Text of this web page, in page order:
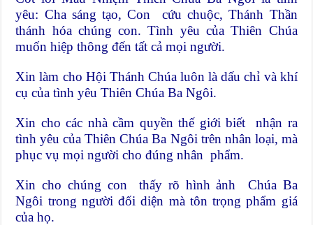
yêu: Cha sáng tạo, Con cứu chuộc, Thánh Thần
thánh hóa chúng con. Tình yêu của Thiên Chúa
muốn hiệp thông đến tất cả mọi người.
Xin làm cho Hội Thánh Chúa luôn là dấu chỉ và khí
cụ của tình yêu Thiên Chúa Ba Ngôi.
Xin cho các nhà cầm quyền thế giới biết nhận ra
tình yêu của Thiên Chúa Ba Ngôi trên nhân loại, mà
phục vụ mọi người cho đúng nhân phẩm.
Xin cho chúng con thấy rõ hình ảnh Chúa Ba
Ngôi trong người đối diện mà tôn trọng phẩm giá
của họ.